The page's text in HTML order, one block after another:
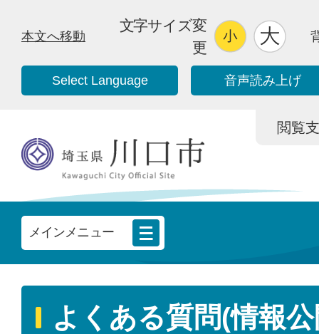
本文へ移動
文字サイズ変
更
Select Language 音声読み上げ
閲覧
メインメニュー
よくある質問(情報